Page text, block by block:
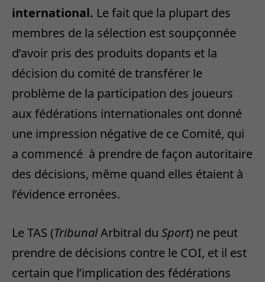
international. Le fait que la plupart des
membres de la sélection est soupçonnée
d’avoir pris des produits dopants et la
décision du comité de transférer le
problème de la participation des joueurs
aux fédérations internationales ont donné
une impression négative de ce Comité, qui
a commencé à prendre de façon autoritaire
des décisions, même quand elles étaient à
l’évidence erronées.
Le TAS (TribunalArbitral du Sport) ne peut
prendre de décisions contre le COI, et il est
certain que l’implication des fédérations